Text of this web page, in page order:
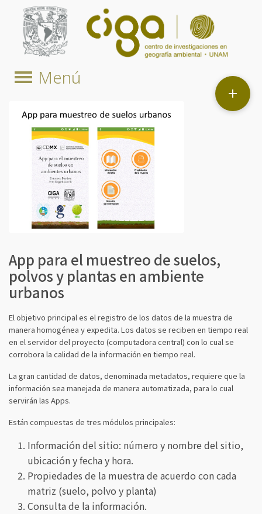

App para el muestreo de suelos,
polvos y plantas en ambiente
urbanos
El objetivo principal es el registro de los datos de la muestra de
manera homogénea y expedita. Los datos se reciben en tiempo real
en el servidor del proyecto (computadora central) con lo cual se
corrobora la calidad de la información en tiempo real.
La gran cantidad de datos, denominada metadatos, requiere que la
información sea manejada de manera automatizada, para lo cual
servirán las Apps.
Están compuestas de tres módulos principales:
Información del sitio: número y nombre del sitio,
ubicación y fecha y hora.
Propiedades de la muestra de acuerdo con cada
matriz (suelo, polvo y planta)
Consulta de la información.